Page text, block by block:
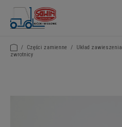
/ Części zamienne / Układ zawieszenia
zwrotnicy